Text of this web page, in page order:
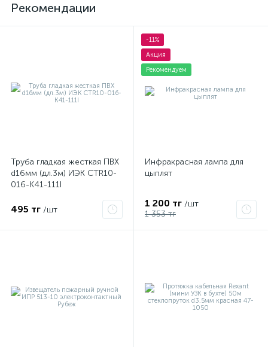
Рекомендации
Труба гладкая жесткая ПВХ
d16мм (дл.3м) ИЭК CTR10-
016-K41-111I
495 тг /шт
-11%
Акция
Рекомендуем
Инфракрасная лампа для
цыплят
1 200 тг /шт
1 353 тг